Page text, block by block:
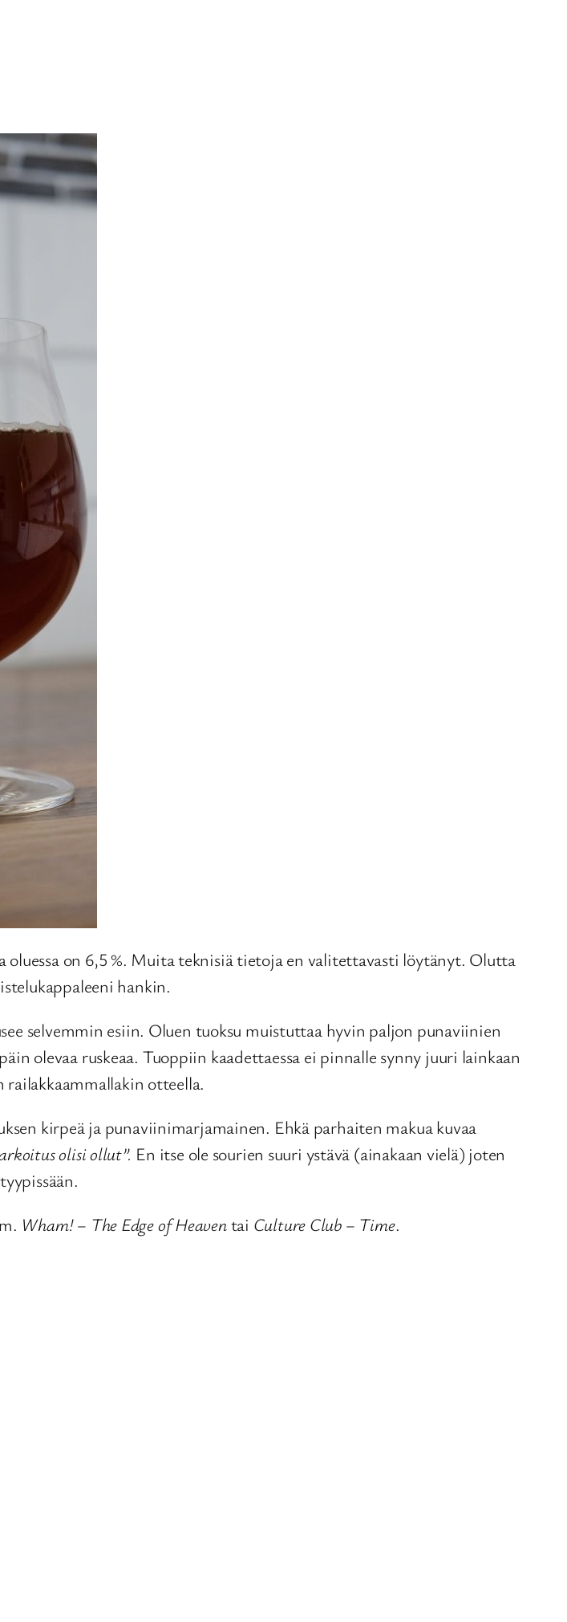
on 6,5 %. Muita teknisiä tietoja en valitettavasti löytänyt. Olutta
hankin.
selvemmin esiin. Oluen tuoksu muistuttaa hyvin paljon punaviinien
olevaa ruskeaa. Tuoppiin kaadettaessa ei pinnalle synny juuri lainkaan
otteella.
kirpeä ja punaviinimarjamainen. Ehkä parhaiten makua kuvaa
olisi ollut”. En itse ole sourien suuri ystävä (ainakaan vielä) joten
Wham! – The Edge of Heaventai Culture Club – Time.